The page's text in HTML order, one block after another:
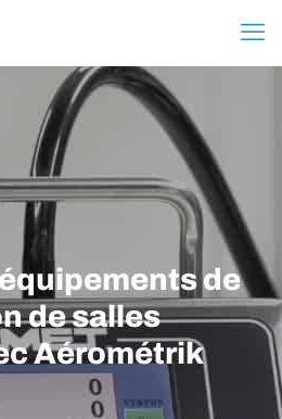
de
de salles
Aérométrik